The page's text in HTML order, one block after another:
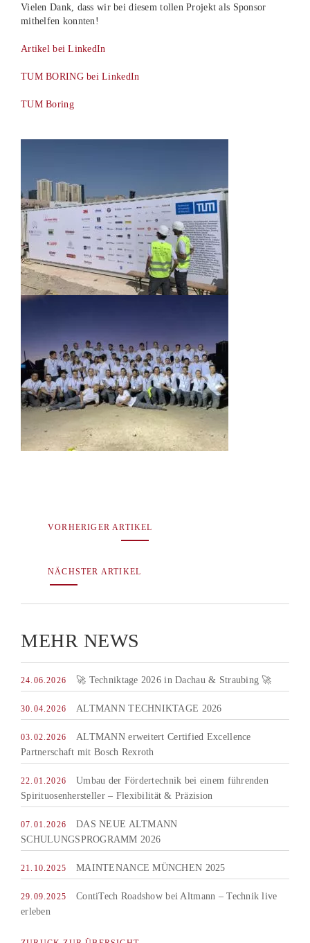
Vielen Dank, dass wir bei diesem tollen Projekt als Sponsor
mithelfen konnten!
Artikel bei LinkedIn
TUM BORING bei LinkedIn
TUM Boring
VORHERIGER ARTIKEL
NÄCHSTER ARTIKEL
MEHR NEWS
24.06.2026 🚀 Techniktage 2026 in Dachau & Straubing 🚀
30.04.2026 ALTMANN TECHNIKTAGE 2026
03.02.2026
ALTMANN erweitert Certified Excellence
Partnerschaft mit Bosch Rexroth
22.01.2026
Umbau der Fördertechnik bei einem führenden
Spirituosenhersteller – Flexibilität & Präzision
07.01.2026
DAS NEUE ALTMANN
SCHULUNGSPROGRAMM 2026
21.10.2025 MAINTENANCE MÜNCHEN 2025
29.09.2025
ContiTech Roadshow bei Altmann – Technik live
erleben